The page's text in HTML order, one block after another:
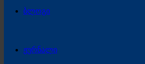
ბლოგი
ჟურნალი